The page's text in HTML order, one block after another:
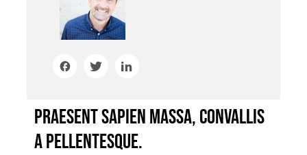
Praesent sapien massa, convallis
a pellentesque.